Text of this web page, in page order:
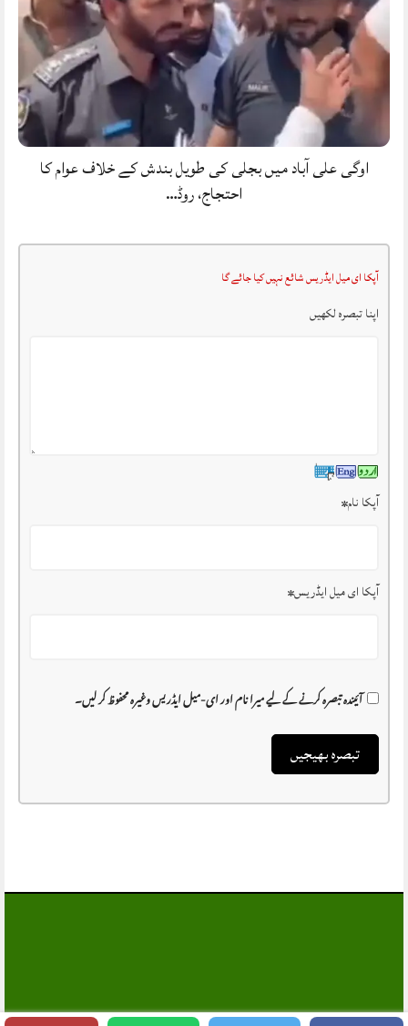
اوگی علی آباد میں بجلی کی طویل بندش کے خلاف عوام کا
احتجاج، روڈ…
آپکا ای میل ایڈریس شائع نہیں کیا جائے گا
اپنا تبصرہ لکھیں
آپکا نام*
آپکا ای میل ایڈریس*
آئیندہ تبصرہ کرنے کے لیے میرا نام اور ای-میل ایڈریس وغیرہ محفوظ کر لیں۔